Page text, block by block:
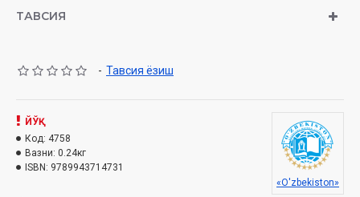
So'zboshi
Boshqa davlatlarning Birinchi jahon urushida qatnashgan birinchi
Tanketkalar: piyoda askarlarning kichkina va chaqqon
yordamchilari
Birinchi va Ikkinchi jahon urushlari oralig'idagi tanklar (1919-
ТАВСИЯ
- Тавсия ёзиш
ЙЎҚ
Код: 4758
Вазни: 0.24кг
ISBN: 9789943714731
«O'zbekiston»